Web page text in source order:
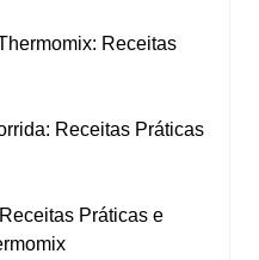
Receitas
Receitas Práticas
Práticas e